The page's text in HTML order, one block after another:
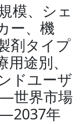
模、シェ
ー、機
剤タイプ
途別、
ドユーザ
世界市場
年